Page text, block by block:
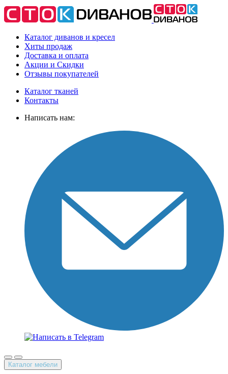
Каталог диванов и кресел
Хиты продаж
Доставка и оплата
Акции и Скидки
Отзывы покупателей
Каталог тканей
Контакты
Написать нам:
Каталог мебели